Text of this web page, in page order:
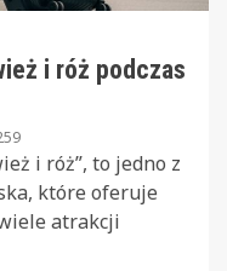
i róż podczas
i róż”, to jedno z
które oferuje
atrakcji